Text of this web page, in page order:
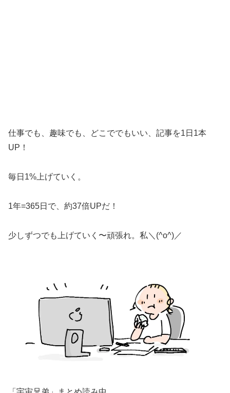
仕事でも、趣味でも、どこででもいい、記事を1日1本
UP！
毎日1%上げていく。
1年=365日で、約37倍UPだ！
少しずつでも上げていく〜頑張れ。私＼(^o^)／